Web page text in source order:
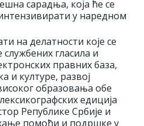
сарадња, која ће се
у наредном
на делатности које се
гласила и
правних база,
и културе, развој
образовања обе
едиција
Републике Србије и
помоћи и подршке у